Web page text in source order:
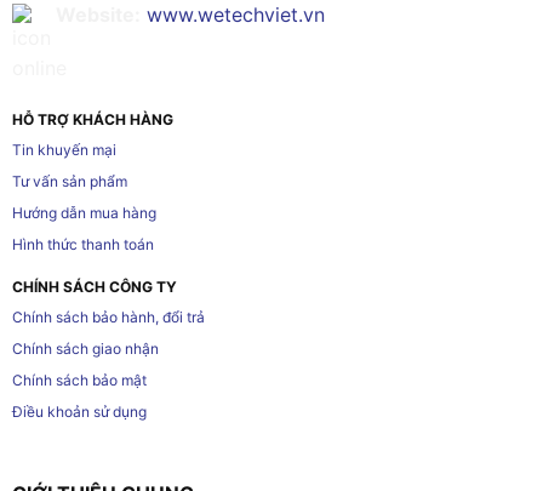
www.wetechviet.vn
HỖ TRỢ KHÁCH HÀNG
Tin khuyến mại
Tư vấn sản phẩm
Hướng dẫn mua hàng
Hình thức thanh toán
CHÍNH SÁCH CÔNG TY
Chính sách bảo hành, đổi trả
Chính sách giao nhận
Chính sách bảo mật
Điều khoản sử dụng